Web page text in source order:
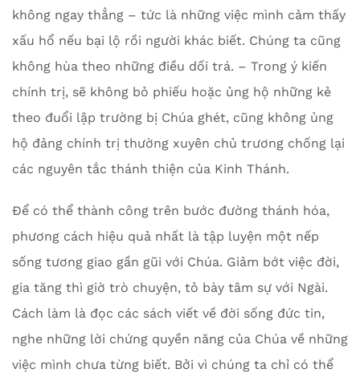
không ngay thẳng – tức là những việc mình cảm thấy
xấu hổ nếu bại lộ rồi người khác biết. Chúng ta cũng
không hùa theo những điều dối trá. – Trong ý kiến
chính trị, sẽ không bỏ phiếu hoặc ủng hộ những kẻ
theo đuổi lập trường bị Chúa ghét, cũng không ủng
hộ đảng chính trị thường xuyên chủ trương chống lại
các nguyên tắc thánh thiện của Kinh Thánh.
Để có thể thành công trên bước đường thánh hóa,
phương cách hiệu quả nhất là tập luyện một nếp
sống tương giao gần gũi với Chúa. Giảm bớt việc đời,
gia tăng thì giờ trò chuyện, tỏ bày tâm sự với Ngài.
Cách làm là đọc các sách viết về đời sống đức tin,
nghe những lời chứng quyền năng của Chúa về những
việc mình chưa từng biết. Bởi vì chúng ta chỉ có thể